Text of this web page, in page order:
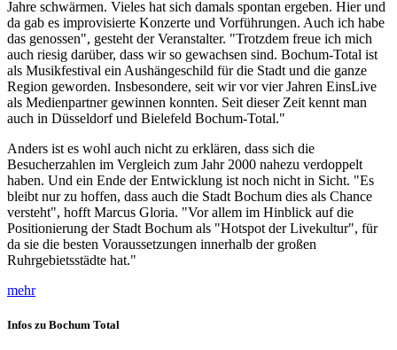
Jahre schwärmen. Vieles hat sich damals spontan ergeben. Hier und
da gab es improvisierte Konzerte und Vorführungen. Auch ich habe
das genossen", gesteht der Veranstalter. "Trotzdem freue ich mich
auch riesig darüber, dass wir so gewachsen sind. Bochum-Total ist
als Musikfestival ein Aushängeschild für die Stadt und die ganze
Region geworden. Insbesondere, seit wir vor vier Jahren EinsLive
als Medienpartner gewinnen konnten. Seit dieser Zeit kennt man
auch in Düsseldorf und Bielefeld Bochum-Total."
Anders ist es wohl auch nicht zu erklären, dass sich die
Besucherzahlen im Vergleich zum Jahr 2000 nahezu verdoppelt
haben. Und ein Ende der Entwicklung ist noch nicht in Sicht. "Es
bleibt nur zu hoffen, dass auch die Stadt Bochum dies als Chance
versteht", hofft Marcus Gloria. "Vor allem im Hinblick auf die
Positionierung der Stadt Bochum als "Hotspot der Livekultur", für
da sie die besten Voraussetzungen innerhalb der großen
Ruhrgebietsstädte hat."
mehr
Infos zu Bochum Total